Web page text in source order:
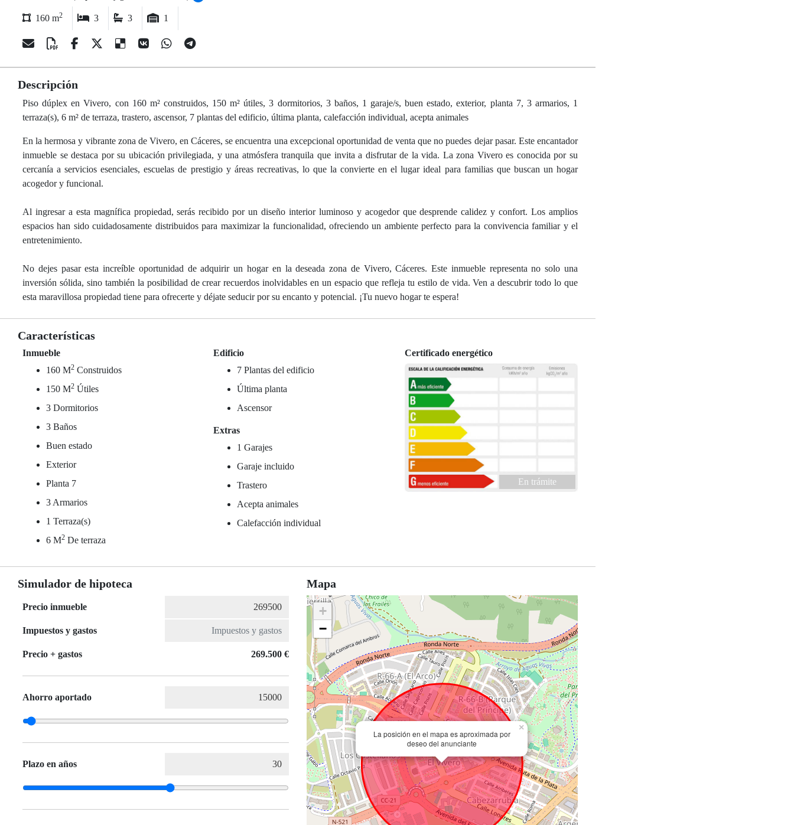
160 m2 3 3 1
Descripción
Piso dúplex en Vivero, con 160 m² construidos, 150 m² útiles, 3 dormitorios, 3 baños, 1 garaje/s, buen estado, exterior, planta 7, 3 armarios, 1
terraza(s), 6 m² de terraza, trastero, ascensor, 7 plantas del edificio, última planta, calefacción individual, acepta animales
En la hermosa y vibrante zona de Vivero, en Cáceres, se encuentra una excepcional oportunidad de venta que no puedes dejar pasar. Este encantador
inmueble se destaca por su ubicación privilegiada, y una atmósfera tranquila que invita a disfrutar de la vida. La zona Vivero es conocida por su
cercanía a servicios esenciales, escuelas de prestigio y áreas recreativas, lo que la convierte en el lugar ideal para familias que buscan un hogar
acogedor y funcional.
Al ingresar a esta magnífica propiedad, serás recibido por un diseño interior luminoso y acogedor que desprende calidez y confort. Los amplios
espacios han sido cuidadosamente distribuidos para maximizar la funcionalidad, ofreciendo un ambiente perfecto para la convivencia familiar y el
entretenimiento.
No dejes pasar esta increíble oportunidad de adquirir un hogar en la deseada zona de Vivero, Cáceres. Este inmueble representa no solo una
inversión sólida, sino también la posibilidad de crear recuerdos inolvidables en un espacio que refleja tu estilo de vida. Ven a descubrir todo lo que
esta maravillosa propiedad tiene para ofrecerte y déjate seducir por su encanto y potencial. ¡Tu nuevo hogar te espera!
Características
Inmueble
160 M2 Construidos
150 M2 Útiles
3 Dormitorios
3 Baños
Buen estado
Exterior
Planta 7
3 Armarios
1 Terraza(s)
6 M2 De terraza
Edificio
7 Plantas del edificio
Última planta
Ascensor
Extras
1 Garajes
Garaje incluido
Trastero
Acepta animales
Calefacción individual
Certificado energético
En trámite
Simulador de hipoteca
Precio inmueble
Impuestos y gastos
Precio + gastos 269.500 €
Ahorro aportado
Plazo en años
Mapa
La posición en el mapa es aproximada por
deseo del anunciante
×
+
−